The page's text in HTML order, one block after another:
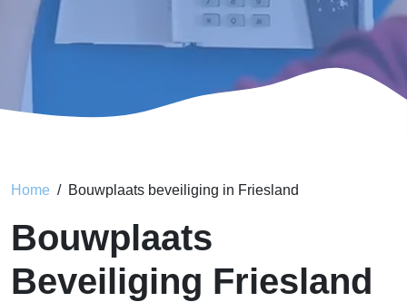
Home Bouwplaats beveiliging in Friesland
Bouwplaats
Beveiliging Friesland